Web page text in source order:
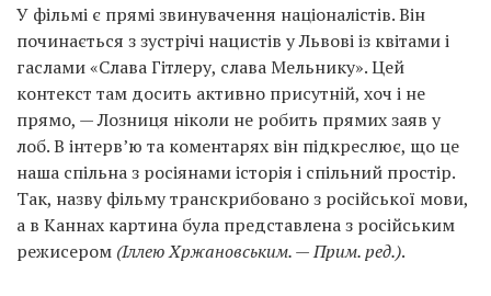
У фільмі є прямі звинувачення націоналістів. Він
починається з зустрічі нацистів у Львові із квітами і
гаслами «Слава Гітлеру, слава Мельнику». Цей
контекст там досить активно присутній, хоч і не
прямо, — Лозниця ніколи не робить прямих заяв у
лоб. В інтерв’ю та коментарях він підкреслює, що це
наша спільна з росіянами історія і спільний простір.
Так, назву фільму транскрибовано з російської мови,
а в Каннах картина була представлена ​​з російським
режисером (Іллею Хржановським. — Прим. ред.).